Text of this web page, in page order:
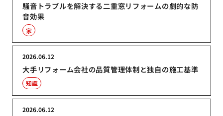
騒音トラブルを解決する二重窓リフォームの劇的な防
音効果
家
大手リフォーム会社の品質管理体制と独自の施工基準
2026.06.12
知識
2026.06.12